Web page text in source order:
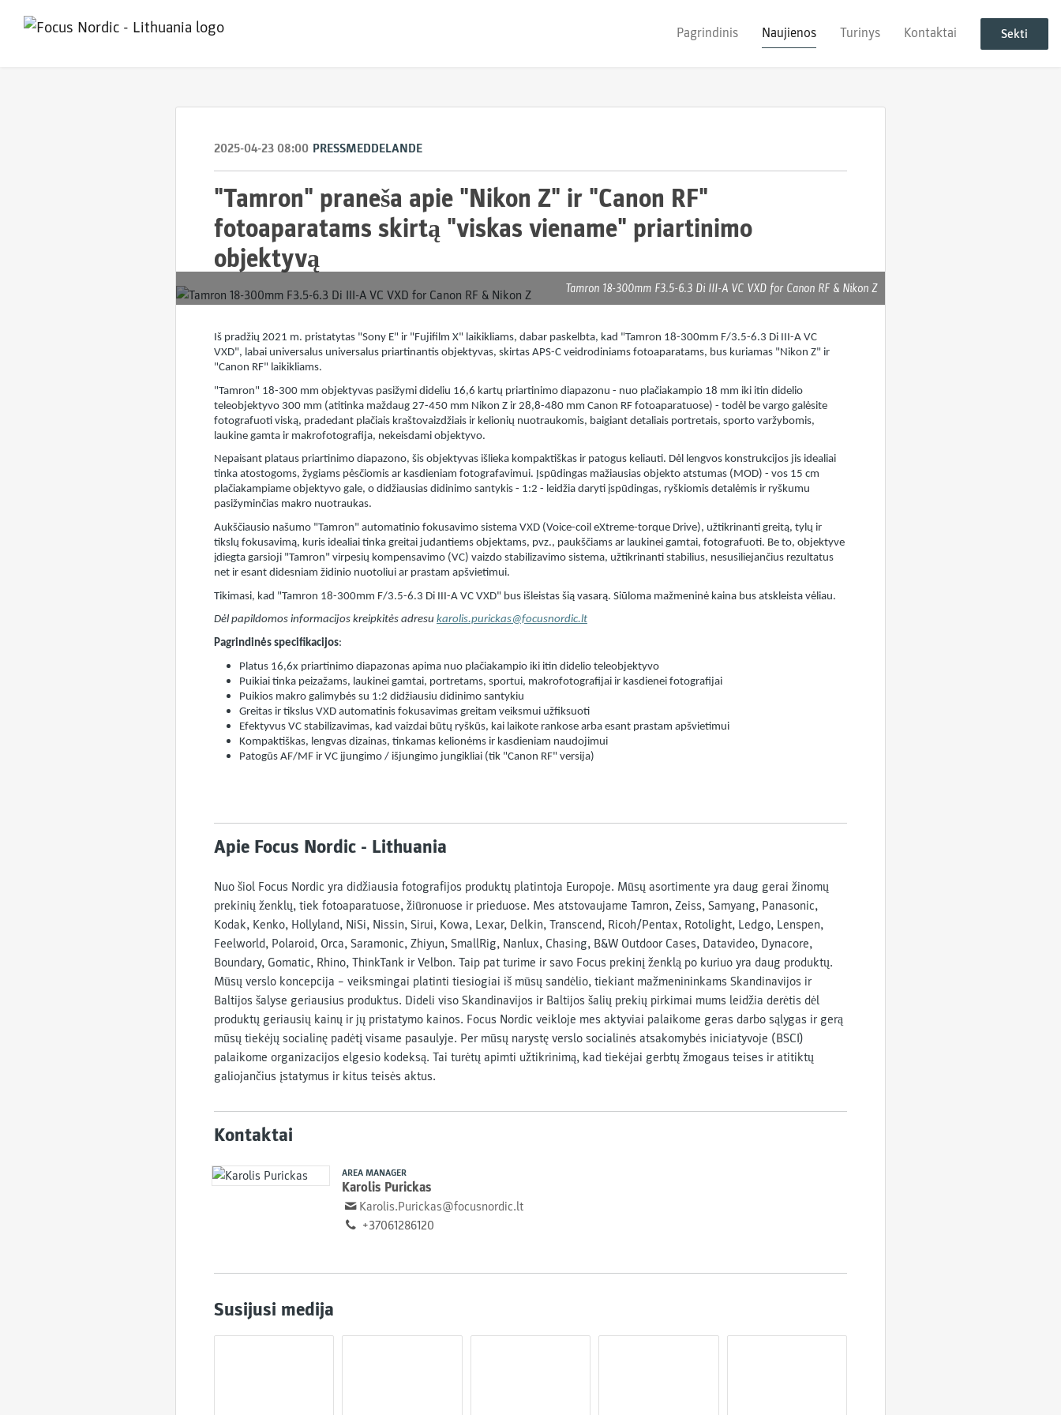
Pagrindinis Naujienos Turinys Kontaktai Sekti
2025-04-23 08:00 PRESSMEDDELANDE
"Tamron" praneša apie "Nikon Z" ir "Canon RF"
fotoaparatams skirtą "viskas viename" priartinimo
objektyvą
Tamron 18-300mm F3.5-6.3 Di III-A VC VXD for Canon RF & Nikon Z
Iš pradžių 2021 m. pristatytas "Sony E" ir "Fujifilm X" laikikliams, dabar paskelbta, kad "Tamron 18-300mm F/3.5-6.3 Di III-A VC
VXD", labai universalus universalus priartinantis objektyvas, skirtas APS-C veidrodiniams fotoaparatams, bus kuriamas "Nikon Z" ir
"Canon RF" laikikliams.
"Tamron" 18-300 mm objektyvas pasižymi dideliu 16,6 kartų priartinimo diapazonu - nuo plačiakampio 18 mm iki itin didelio
teleobjektyvo 300 mm (atitinka maždaug 27-450 mm Nikon Z ir 28,8-480 mm Canon RF fotoaparatuose) - todėl be vargo galėsite
fotografuoti viską, pradedant plačiais kraštovaizdžiais ir kelionių nuotraukomis, baigiant detaliais portretais, sporto varžybomis,
laukine gamta ir makrofotografija, nekeisdami objektyvo.
Nepaisant plataus priartinimo diapazono, šis objektyvas išlieka kompaktiškas ir patogus keliauti. Dėl lengvos konstrukcijos jis idealiai
tinka atostogoms, žygiams pėsčiomis ar kasdieniam fotografavimui. Įspūdingas mažiausias objekto atstumas (MOD) - vos 15 cm
plačiakampiame objektyvo gale, o didžiausias didinimo santykis - 1:2 - leidžia daryti įspūdingas, ryškiomis detalėmis ir ryškumu
pasižyminčias makro nuotraukas.
Aukščiausio našumo "Tamron" automatinio fokusavimo sistema VXD (Voice-coil eXtreme-torque Drive), užtikrinanti greitą, tylų ir
tikslų fokusavimą, kuris idealiai tinka greitai judantiems objektams, pvz., paukščiams ar laukinei gamtai, fotografuoti. Be to, objektyve
įdiegta garsioji "Tamron" virpesių kompensavimo (VC) vaizdo stabilizavimo sistema, užtikrinanti stabilius, nesusiliejančius rezultatus
net ir esant didesniam židinio nuotoliui ar prastam apšvietimui.
Tikimasi, kad "Tamron 18-300mm F/3.5-6.3 Di III-A VC VXD" bus išleistas šią vasarą. Siūloma mažmeninė kaina bus atskleista vėliau.
Dėl papildomos informacijos kreipkitės adresu karolis.purickas@focusnordic.lt
Pagrindinės specifikacijos:
Platus 16,6x priartinimo diapazonas apima nuo plačiakampio iki itin didelio teleobjektyvo
Puikiai tinka peizažams, laukinei gamtai, portretams, sportui, makrofotografijai ir kasdienei fotografijai
Puikios makro galimybės su 1:2 didžiausiu didinimo santykiu
Greitas ir tikslus VXD automatinis fokusavimas greitam veiksmui užfiksuoti
Efektyvus VC stabilizavimas, kad vaizdai būtų ryškūs, kai laikote rankose arba esant prastam apšvietimui
Kompaktiškas, lengvas dizainas, tinkamas kelionėms ir kasdieniam naudojimui
Patogūs AF/MF ir VC įjungimo / išjungimo jungikliai (tik "Canon RF" versija)
Apie Focus Nordic - Lithuania
Nuo šiol Focus Nordic yra didžiausia fotografijos produktų platintoja Europoje. Mūsų asortimente yra daug gerai žinomų
prekinių ženklų, tiek fotoaparatuose, žiūronuose ir prieduose. Mes atstovaujame Tamron, Zeiss, Samyang, Panasonic,
Kodak, Kenko, Hollyland, NiSi, Nissin, Sirui, Kowa, Lexar, Delkin, Transcend, Ricoh/Pentax, Rotolight, Ledgo, Lenspen,
Feelworld, Polaroid, Orca, Saramonic, Zhiyun, SmallRig, Nanlux, Chasing, B&W Outdoor Cases, Datavideo, Dynacore,
Boundary, Gomatic, Rhino, ThinkTank ir Velbon. Taip pat turime ir savo Focus prekinį ženklą po kuriuo yra daug produktų.
Mūsų verslo koncepcija – veiksmingai platinti tiesiogiai iš mūsų sandėlio, tiekiant mažmenininkams Skandinavijos ir
Baltijos šalyse geriausius produktus. Dideli viso Skandinavijos ir Baltijos šalių prekių pirkimai mums leidžia derėtis dėl
produktų geriausių kainų ir jų pristatymo kainos. Focus Nordic veikloje mes aktyviai palaikome geras darbo sąlygas ir gerą
mūsų tiekėjų socialinę padėtį visame pasaulyje. Per mūsų narystę verslo socialinės atsakomybės iniciatyvoje (BSCI)
palaikome organizacijos elgesio kodeksą. Tai turėtų apimti užtikrinimą, kad tiekėjai gerbtų žmogaus teises ir atitiktų
galiojančius įstatymus ir kitus teisės aktus.
Kontaktai
AREA MANAGER
Karolis Purickas
Karolis.Purickas@focusnordic.lt
+37061286120
Susijusi medija